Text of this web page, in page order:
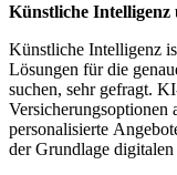
Künstliche Intelligenz
Künstliche Intelligenz
Lösungen für die
suchen, sehr gefragt.
Versicherungsoptionen
personalisierte
der Grundlage